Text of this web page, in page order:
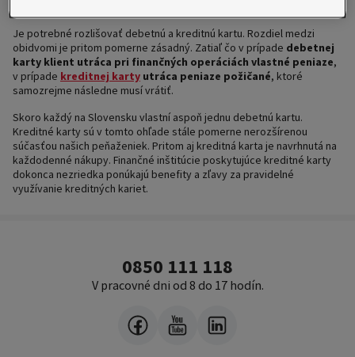
Je potrebné rozlišovať debetnú a kreditnú kartu. Rozdiel medzi
obidvomi je pritom pomerne zásadný. Zatiaľ čo v prípade debetnej
karty klient utráca pri finančných operáciách vlastné peniaze,
v prípade kreditnej karty utráca peniaze požičané, ktoré
samozrejme následne musí vrátiť.
Skoro každý na Slovensku vlastní aspoň jednu debetnú kartu.
Kreditné karty sú v tomto ohľade stále pomerne nerozšírenou
súčasťou našich peňaženiek. Pritom aj kreditná karta je navrhnutá na
každodenné nákupy. Finančné inštitúcie poskytujúce kreditné karty
dokonca nezriedka ponúkajú benefity a zľavy za pravidelné
využívanie kreditných kariet.
0850 111 118
V pracovné dni od 8 do 17 hodín.